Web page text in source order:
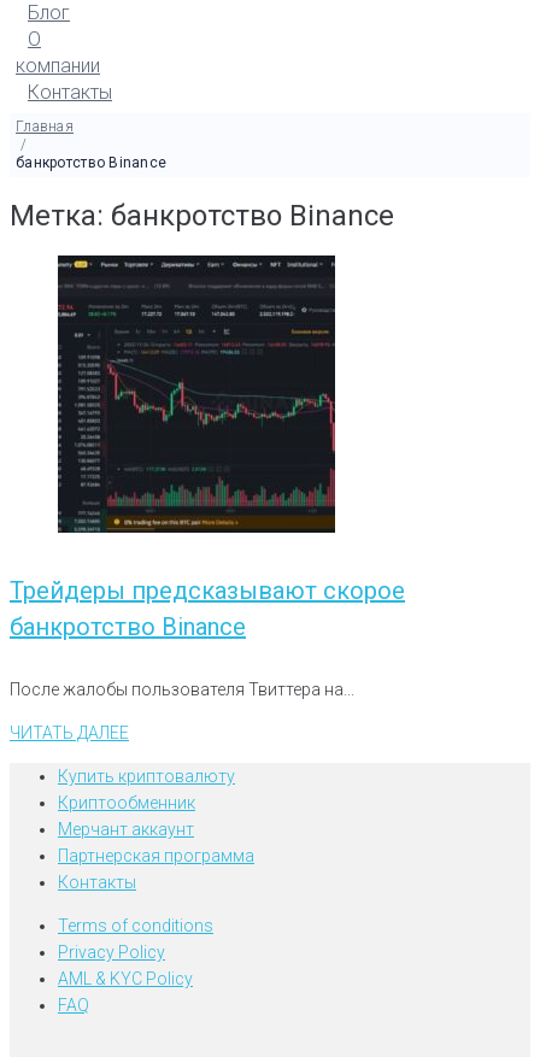
Блог
О
компании
Контакты
Главная
/
банкротство Binance
Метка: банкротство Binance
Трейдеры предсказывают скорое
банкротство Binance
После жалобы пользователя Твиттера на...
ЧИТАТЬ ДАЛЕЕ
Купить криптовалюту
Криптообменник
Мерчант аккаунт
Партнерская программа
Контакты
Terms of conditions
Privacy Policy
AML & KYC Policy
FAQ